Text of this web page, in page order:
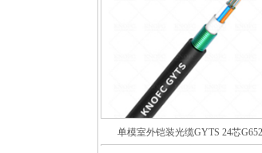
单模室外铠装光缆GYTS 24芯